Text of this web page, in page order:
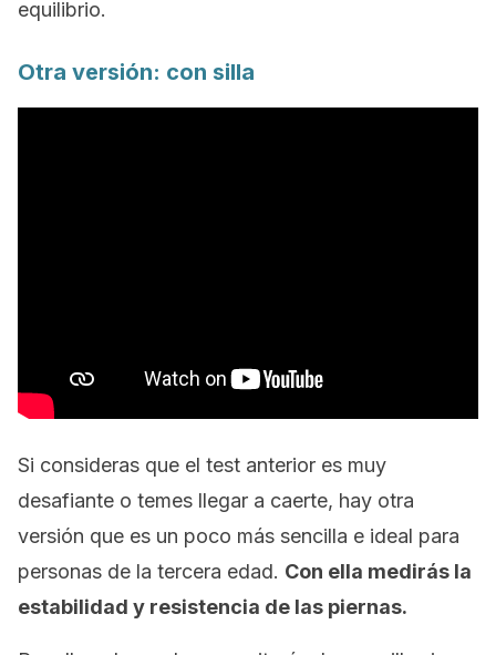
equilibrio.
Otra versión: con silla
Si consideras que el test anterior es muy
desafiante o temes llegar a caerte, hay otra
versión que es un poco más sencilla e ideal para
personas de la tercera edad. Con ella medirás la
estabilidad y resistencia de las piernas.